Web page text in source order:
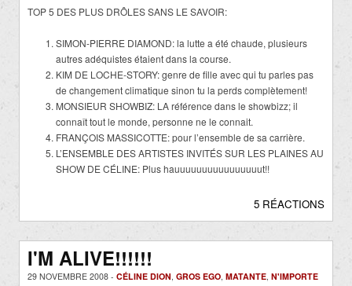
TOP 5 DES PLUS DRÔLES SANS LE SAVOIR:
SIMON-PIERRE DIAMOND: la lutte a été chaude, plusieurs
autres adéquistes étaient dans la course.
KIM DE LOCHE-STORY: genre de fille avec qui tu parles pas
de changement climatique sinon tu la perds complètement!
MONSIEUR SHOWBIZ: LA référence dans le showbizz; il
connaît tout le monde, personne ne le connait.
FRANÇOIS MASSICOTTE: pour l’ensemble de sa carrière.
L’ENSEMBLE DES ARTISTES INVITÉS SUR LES PLAINES AU
SHOW DE CÉLINE: Plus hauuuuuuuuuuuuuuuut!!
5 RÉACTIONS
I'M ALIVE!!!!!!
29 NOVEMBRE 2008 - CÉLINE DION GROS EGO MATANTE N'IMPORTE